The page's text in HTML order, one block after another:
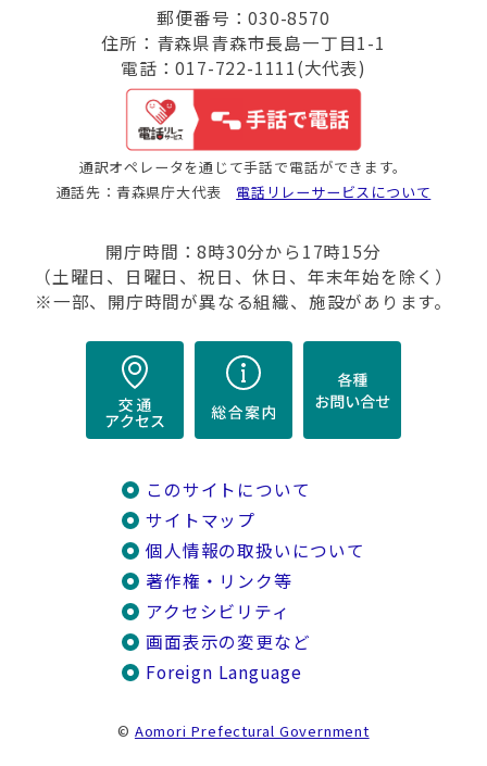
郵便番号：030-8570
住所：青森県青森市長島一丁目1-1
電話：017-722-1111(大代表)
通訳オペレータを通じて手話で電話ができます。
通話先：青森県庁大代表 電話リレーサービスについて
開庁時間：8時30分から17時15分
（土曜日、日曜日、祝日、休日、年末年始を除く）
※一部、開庁時間が異なる組織、施設があります。
このサイトについて
サイトマップ
個人情報の取扱いについて
著作権・リンク等
アクセシビリティ
画面表示の変更など
Foreign Language
© Aomori Prefectural Government